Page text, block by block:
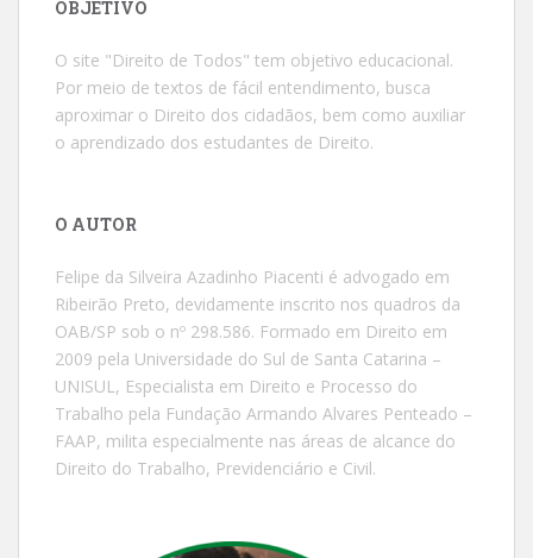
OBJETIVO
O site "Direito de Todos" tem objetivo educacional.
Por meio de textos de fácil entendimento, busca
aproximar o Direito dos cidadãos, bem como auxiliar
o aprendizado dos estudantes de Direito.
O AUTOR
Felipe da Silveira Azadinho Piacenti é advogado em
Ribeirão Preto, devidamente inscrito nos quadros da
OAB/SP sob o nº 298.586. Formado em Direito em
2009 pela Universidade do Sul de Santa Catarina –
UNISUL, Especialista em Direito e Processo do
Trabalho pela Fundação Armando Alvares Penteado –
FAAP, milita especialmente nas áreas de alcance do
Direito do Trabalho, Previdenciário e Civil.